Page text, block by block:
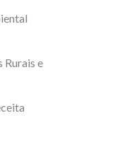
Rurais e